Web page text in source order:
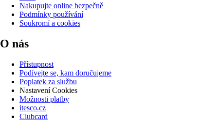
Nakupujte online bezpečně
Podmínky používání
Soukromí a cookies
O nás
Přístupnost
Podívejte se, kam doručujeme
Poplatek za službu
Nastavení Cookies
Možnosti platby
itesco.cz
Clubcard